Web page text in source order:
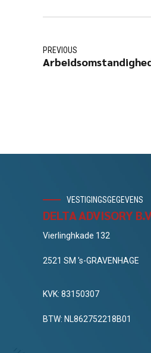
PREVIOUS
VESTIGINGSGEGEVENS
DELTA ADVISORY
Vierlinghkade 132
2521 SM 's-GRAVENHAGE
KVK: 83150307
BTW: NL862752218B01